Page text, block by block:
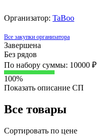
Организатор: TaBoo
Все закупки организатора
Завершена
Без рядов
По набору суммы: 10000 ₽
100%
Показать описание СП
Все товары
Сортировать по цене